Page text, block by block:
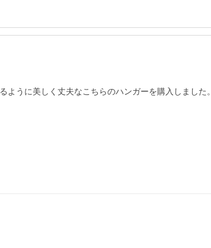
うに美しく丈夫なこちらのハンガーを購入しました。